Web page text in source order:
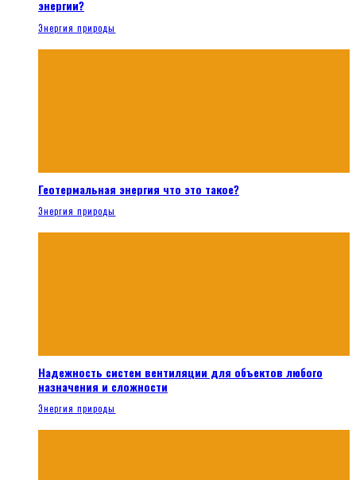
энергии?
Энергия природы
Геотермальная энергия что это такое?
Энергия природы
Надежность систем вентиляции для объектов любого
назначения и сложности
Энергия природы